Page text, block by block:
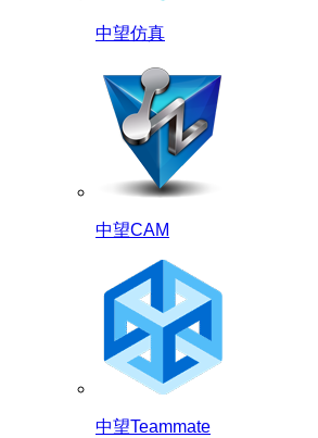
中望仿真
中望CAM
中望Teammate